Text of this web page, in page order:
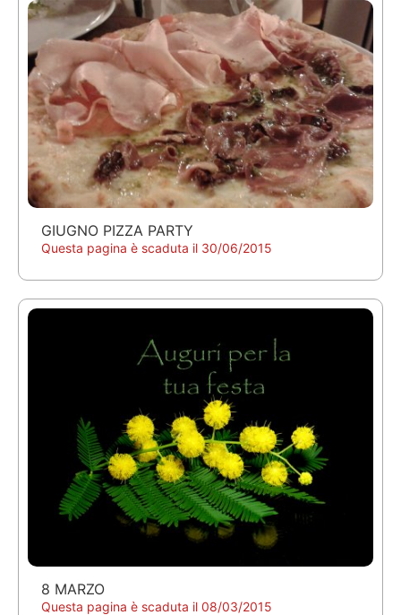
GIUGNO PIZZA PARTY
Questa pagina è scaduta il 30/06/2015
8 MARZO
Questa pagina è scaduta il 08/03/2015